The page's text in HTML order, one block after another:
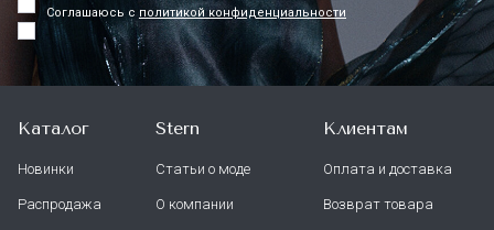
Соглашаюсь с политикой конфиденциальности
Каталог
Новинки
Распродажа
Stern
Статьи о моде
О компании
Клиентам
Оплата и доставка
Возврат товара